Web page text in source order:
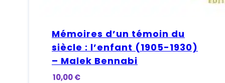
Mémoires d’un témoin du
siècle : l’enfant (1905-1930)
– Malek Bennabi
10,00€